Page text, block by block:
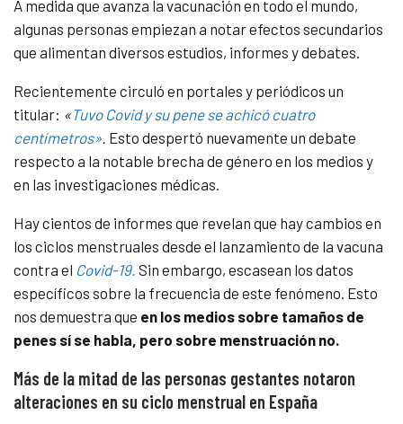
A medida que avanza la vacunación en todo el mundo,
algunas personas empiezan a notar efectos secundarios
que alimentan diversos estudios, informes y debates.
Recientemente circuló en portales y periódicos un
titular: «Tuvo Covid y su pene se achicó cuatro
centímetros». Esto despertó nuevamente un debate
respecto a la notable brecha de género en los medios y
en las investigaciones médicas.
Hay cientos de informes que revelan que hay cambios en
los ciclos menstruales desde el lanzamiento de la vacuna
contra el Covid-19. Sin embargo, escasean los datos
específicos sobre la frecuencia de este fenómeno. Esto
nos demuestra que en los medios sobre tamaños de
penes sí se habla, pero sobre menstruación no.
Más de la mitad de las personas gestantes notaron
alteraciones en su ciclo menstrual en España